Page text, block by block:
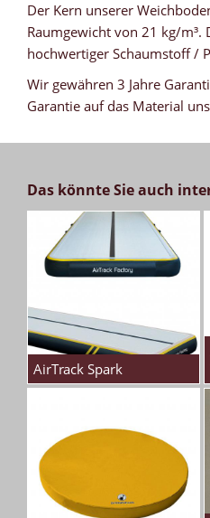
Der Kern unserer
Raumgewicht von 21 kg/m³.
hochwertiger Schaumstoff /
Wir gewähren 3 Jahre
Garantie auf das Material
Das könnte Sie auch
AirTrack Spark